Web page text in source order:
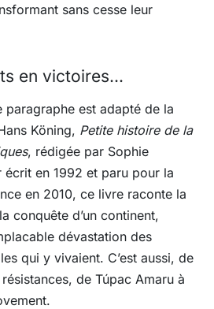
sans cesse leur
en victoires...
paragraphe est adapté de la
Köning, Petite histoire de la
, rédigée par Sophie
écrit en 1992 et paru pour la
en 2010, ce livre raconte la
conquête d’un continent,
dévastation des
qui y vivaient. C’est aussi, de
de Túpac Amaru à